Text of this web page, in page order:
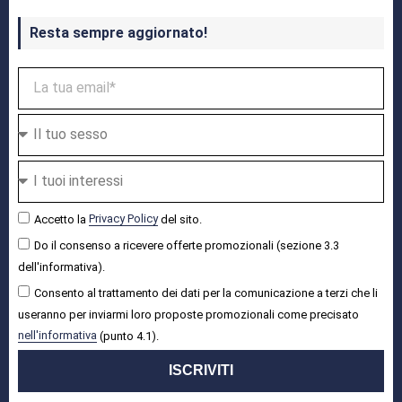
Resta sempre aggiornato!
Accetto la Privacy Policydel sito.
Do il consenso a ricevere offerte promozionali (sezione 3.3
dell'informativa).
Consento al trattamento dei dati per la comunicazione a terzi che li
useranno per inviarmi loro proposte promozionali come precisato
nell'informativa (punto 4.1).
ISCRIVITI